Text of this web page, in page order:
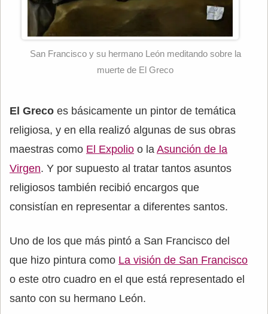
San Francisco y su hermano León meditando sobre la
muerte de El Greco
El Greco es básicamente un pintor de temática
religiosa, y en ella realizó algunas de sus obras
maestras como El Expolio o la Asunción de la
Virgen. Y por supuesto al tratar tantos asuntos
religiosos también recibió encargos que
consistían en representar a diferentes santos.
Uno de los que más pintó a San Francisco del
que hizo pintura como La visión de San Francisco
o este otro cuadro en el que está representado el
santo con su hermano León.